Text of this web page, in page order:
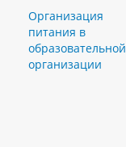
Организация
питания в
образовательной
организации